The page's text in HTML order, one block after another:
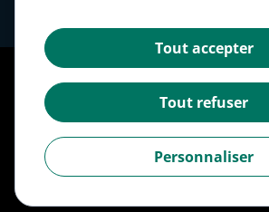
Mentions légales
Politique des données personnelles
Politique des cookies
Gestion des cookies
Accessibilité : partiellement conforme
Tout accepter
Tout refuser
Personnaliser